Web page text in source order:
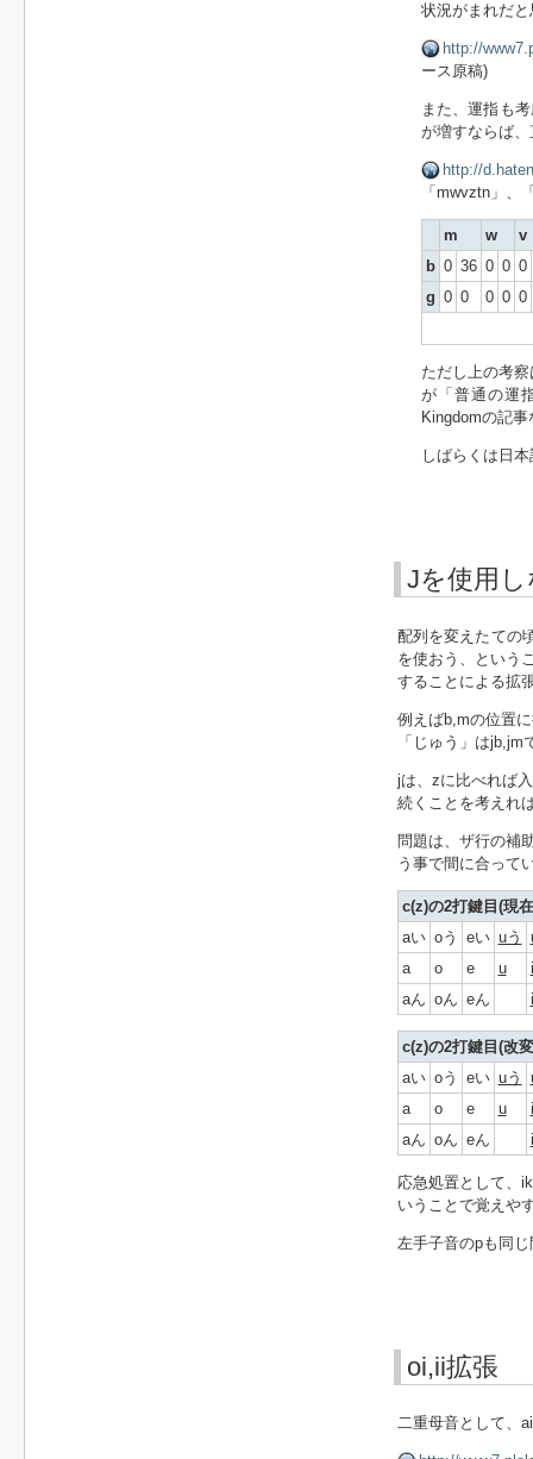
状況がまれだ
http://
ース原稿)
また、運指も
が増すならば
http://
「mwvztn」、
m w
v
b 0 36 0 0 0
g 0 0 0 0 0
ただし上の考
が「普通の運
Kingdomの記
しばらくは日
Jを使用
配列を変えたての
を使おう、という
することによる拡
例えばb,mの位置
「じゅう」は
jは、zに比べれば
続くことを考えれ
問題は、ザ行の補
う事で間に合って
c(z)の2打鍵目(現
aい oう eい uう
a
o e u
i
aん oん eん
c(z)の2打鍵目(改
aい oう eい uう
a
o e u
i
aん oん eん
応急処置として、
いうことで覚えや
左手子音のpも同
oi,ii拡張
二重母音として、